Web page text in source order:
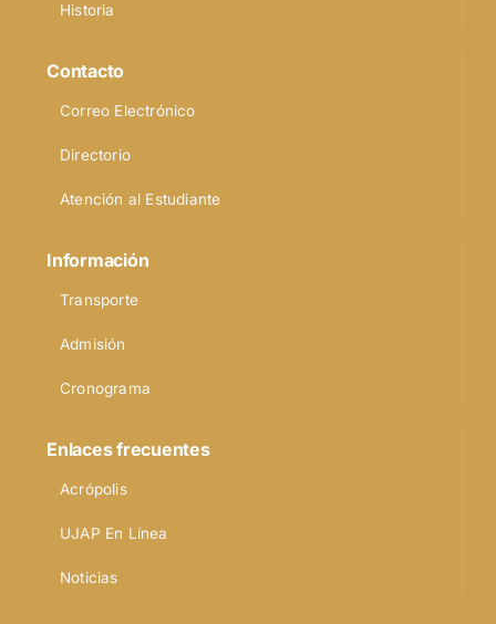
Historia
Contacto
Correo Electrónico
Directorio
Atención al Estudiante
Información
Transporte
Admisión
Cronograma
Enlaces frecuentes
Acrópolis
UJAP En Línea
Noticias